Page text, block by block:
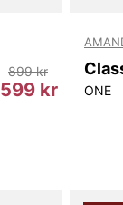
599 kr
899 kr
ONE